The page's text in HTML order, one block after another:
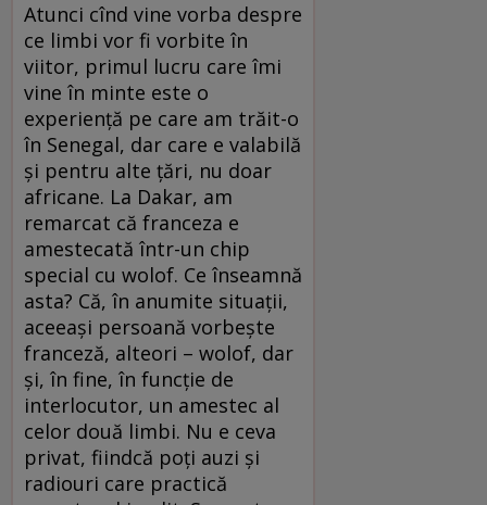
Atunci cînd vine vorba despre
ce limbi vor fi vorbite în
viitor, primul lucru care îmi
vine în minte este o
experienţă pe care am trăit-o
în Senegal, dar care e valabilă
şi pentru alte ţări, nu doar
africane. La Dakar, am
remarcat că franceza e
amestecată într-un chip
special cu wolof. Ce înseamnă
asta? Că, în anumite situaţii,
aceeaşi persoană vorbeşte
franceză, alteori – wolof, dar
şi, în fine, în funcţie de
interlocutor, un amestec al
celor două limbi. Nu e ceva
privat, fiindcă poţi auzi şi
radiouri care practică